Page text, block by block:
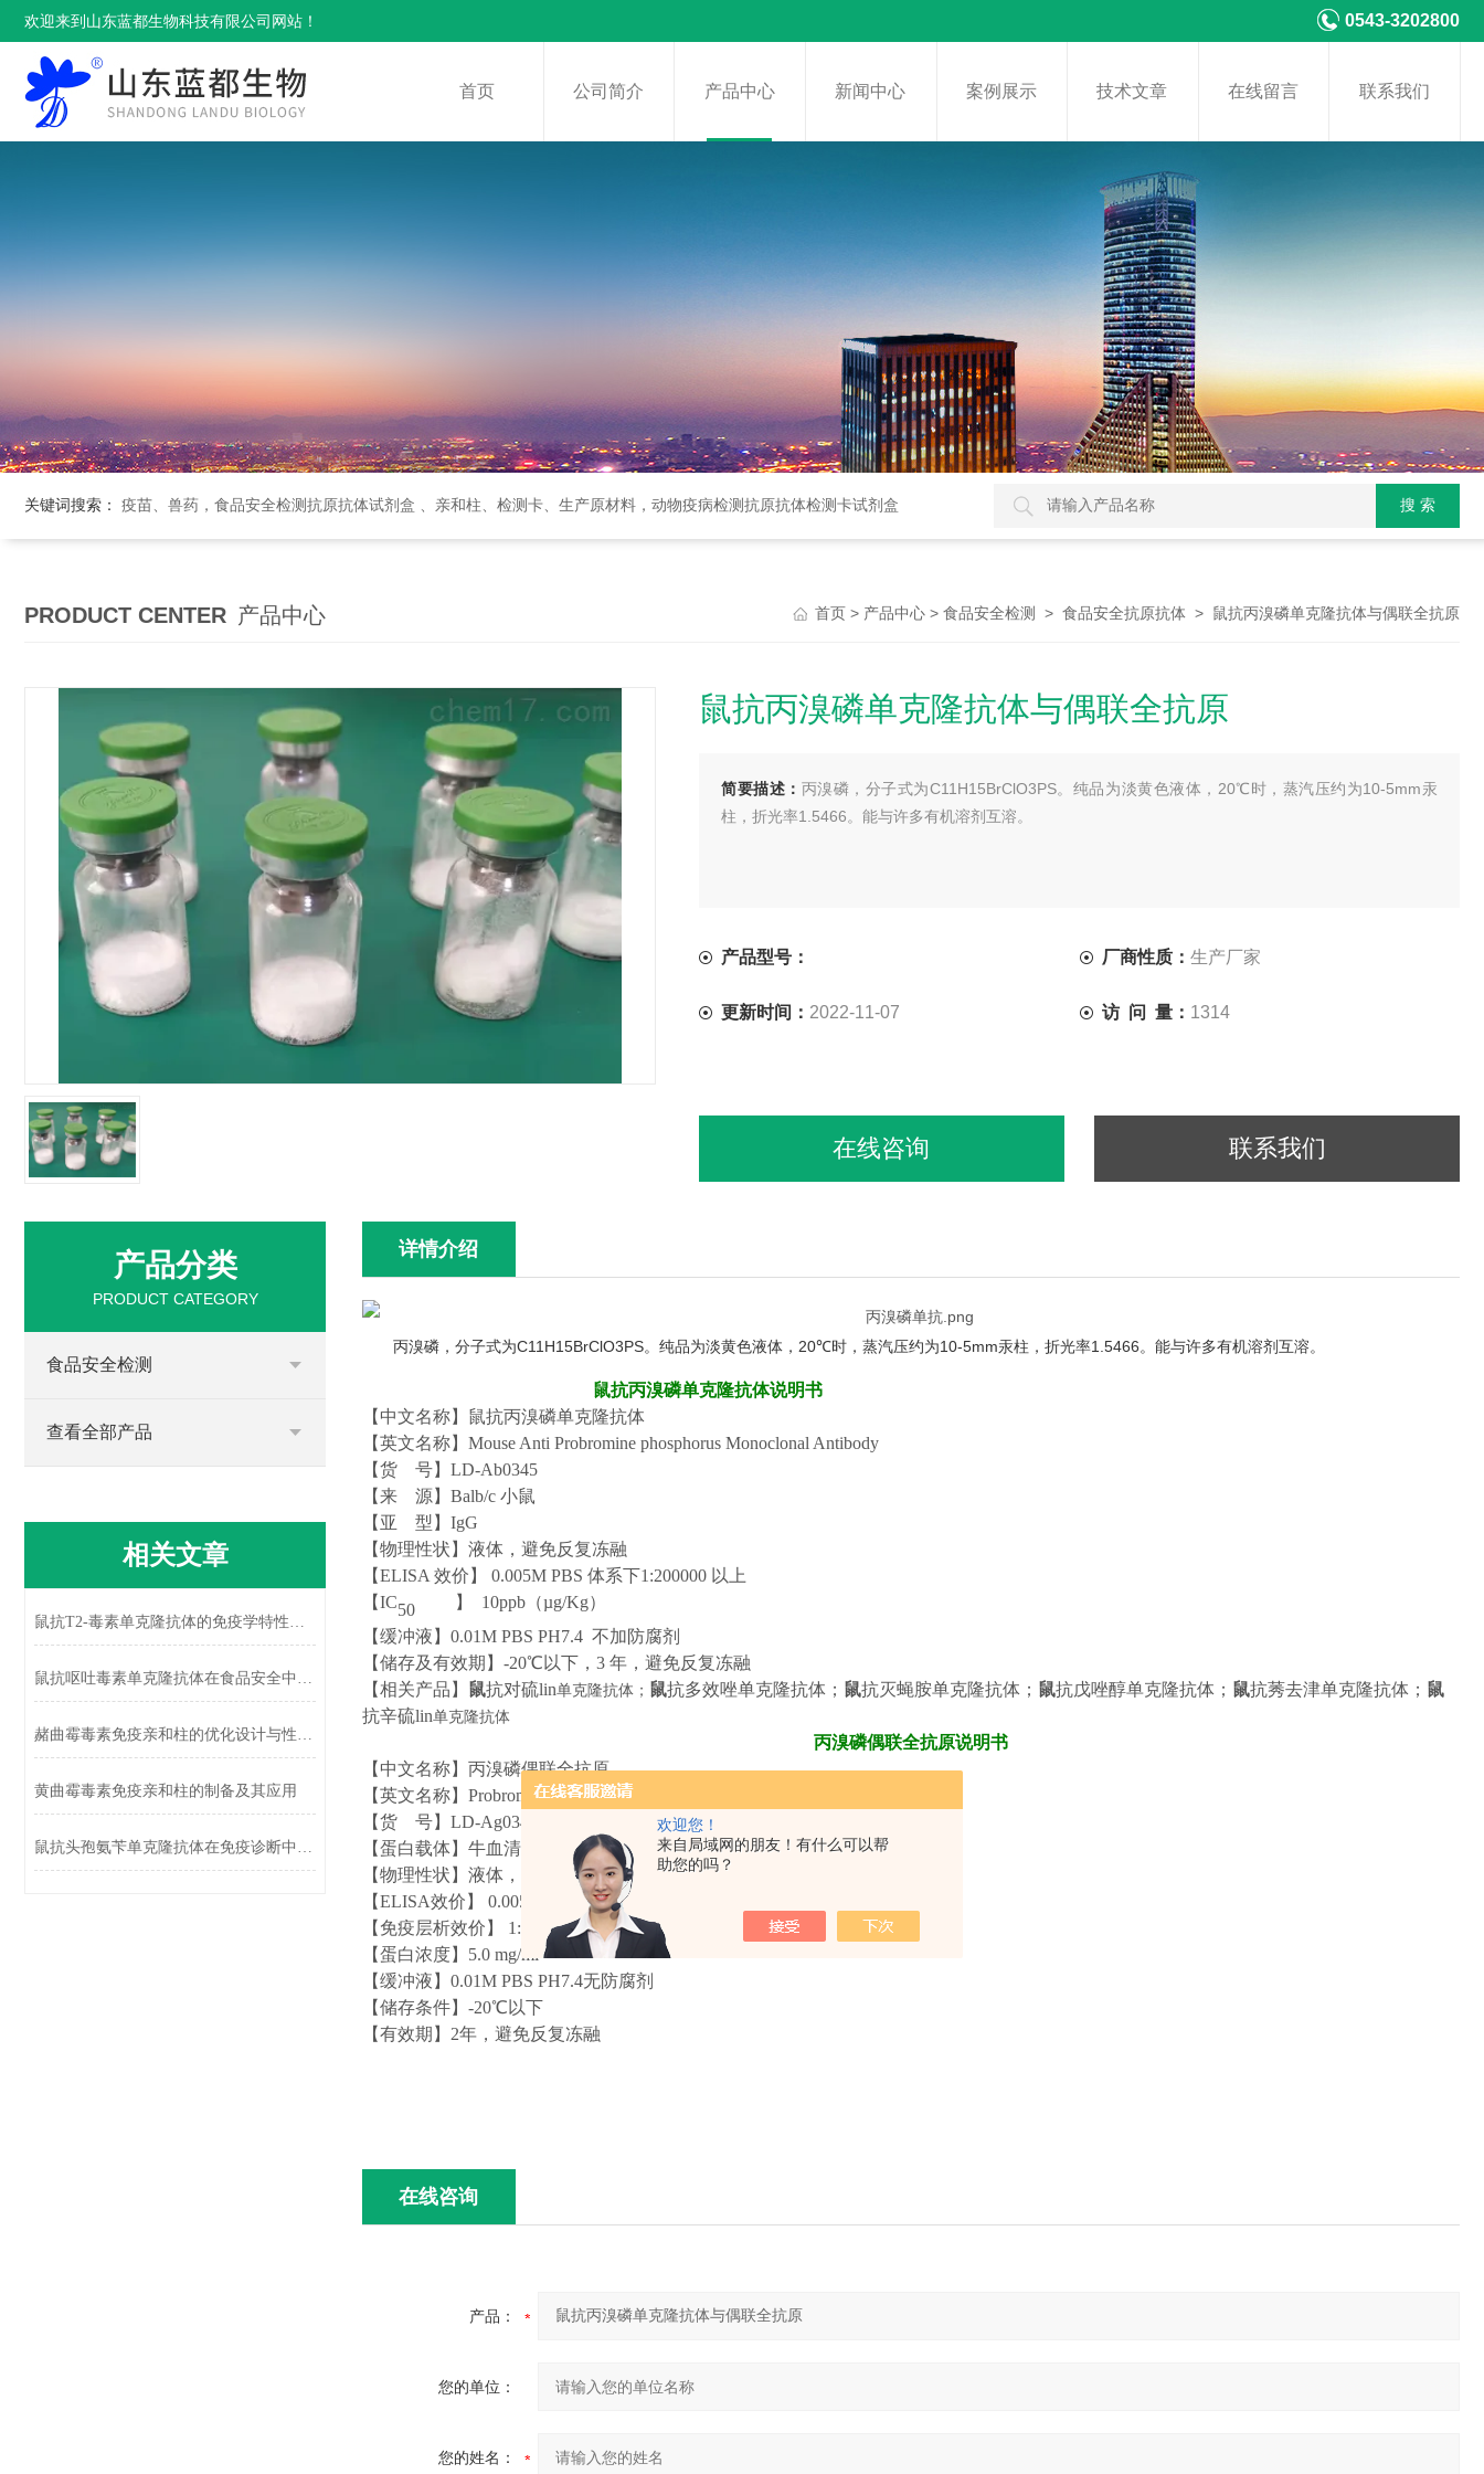
欢迎您！
来自局域网的朋友！有什么可以帮
助您的吗？
欢迎来到山东蓝都生物科技有限公司网站！ 0543-3202800
首页 公司简介 产品中心 新闻中心 案例展示 技术文章 在线留言 联系我们
关键词搜索： 疫苗、兽药，食品安全检测抗原抗体试剂盒 、亲和柱、检测卡、生产原材料，动物疫病检测抗原抗体检测卡试剂盒
PRODUCT CENTER 产品中心 首页 > 产品中心 > 食品安全检测 > 食品安全抗原抗体 > 鼠抗丙溴磷单克隆抗体与偶联全抗原
鼠抗丙溴磷单克隆抗体与偶联全抗原
简要描述： 丙溴磷，分子式为C11H15BrClO3PS。纯品为淡黄色液体，20℃时，蒸汽压约为10-5mm汞
柱，折光率1.5466。能与许多有机溶剂互溶。
产品型号： 厂商性质： 生产厂家
更新时间： 2022-11-07 访 问 量： 1314
在线咨询 联系我们
详情介绍
丙溴磷，分子式为C11H15BrClO3PS。纯品为淡黄色液体， 20℃时，蒸汽压约为10-5mm汞柱，折光率1.5466。能与许多有机溶剂互溶。
鼠抗丙溴磷单克隆抗体说明书
【中文名称】鼠抗丙溴磷单克隆抗体
【英文名称】 Mouse Anti Probromine phosphorus Monoclonal Antibody
【货
号】 LD-Ab0345
【来
源】 Balb/c 小鼠
【亚
型】 IgG
【物理性状】液体，避免反复冻融
【ELISA 效价】 0.005M PBS 体系下1:200000 以上
【IC50 】
10ppb（µg/Kg）
【缓冲液】 0.01M PBS PH7.4 不加防腐剂
【储存及有效期】 -20℃以下，3 年，避免反复冻融
【相关产品】
鼠抗对硫lin单克隆抗体； 鼠抗多效唑单克隆抗体； 鼠抗灭蝇胺单克隆抗体； 鼠抗戊唑醇单克隆抗体； 鼠抗莠去津单克隆抗体； 鼠
抗辛硫lin单克隆抗体
丙溴磷偶联全抗原说明书
【中文名称】丙溴磷偶联全抗原
【英文名称】 Probromine phosphorus
【货
号】 LD-Ag0345
【蛋白载体】牛血清白蛋白 /卵清白蛋白/匙孔血蓝蛋白BSA/OVA/KLH
【物理性状】液体，避免反复冻融
【ELISA效价】 0.005M PBS 体系下1:30000以上
【免疫层析效价】
1:40以上，偶联比大于1:60
【蛋白浓度】 5.0 mg/ml
【缓冲液】 0.01M PBS PH7.4无防腐剂
【储存条件】 -20℃以下
【有效期】 2年，避免反复冻融
在线咨询
产品：
您的单位：
您的姓名：
产品分类
PRODUCT CATEGORY
食品安全检测
查看全部产品
相关文章
鼠抗T2-毒素单克隆抗体的免疫学特性及应用
鼠抗呕吐毒素单克隆抗体在食品安全中的应用
赭曲霉毒素免疫亲和柱的优化设计与性能提升
黄曲霉毒素免疫亲和柱的制备及其应用
鼠抗头孢氨苄单克隆抗体在免疫诊断中的应用